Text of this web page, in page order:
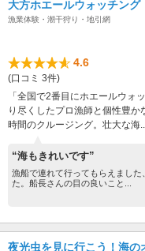
大方ホエールウォッチング
漁業体験・潮干狩り・地引網
4.6
(口コミ 3件)
「全国で2番目にホエールウォ
り尽くしたプロ漁師と個性豊
時間のクルージング。壮大な海
“海もきれいです”
漁船で連れて行ってもらえまし
た。船長さんの目の良いこと...
夜光虫を見に行こう！海の